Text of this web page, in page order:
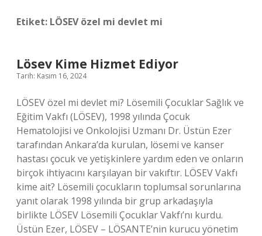
Etiket: LÖSEV özel mi devlet mi
Lösev Kime Hizmet Ediyor
Tarih: Kasım 16, 2024
LÖSEV özel mi devlet mi? Lösemili Çocuklar Sağlık ve
Eğitim Vakfı (LÖSEV), 1998 yılında Çocuk
Hematolojisi ve Onkolojisi Uzmanı Dr. Üstün Ezer
tarafından Ankara’da kurulan, lösemi ve kanser
hastası çocuk ve yetişkinlere yardım eden ve onların
birçok ihtiyacını karşılayan bir vakıftır. LÖSEV Vakfı
kime ait? Lösemili çocukların toplumsal sorunlarına
yanıt olarak 1998 yılında bir grup arkadaşıyla
birlikte LÖSEV Lösemili Çocuklar Vakfı’nı kurdu.
Üstün Ezer, LÖSEV – LÖSANTE’nin kurucu yönetim